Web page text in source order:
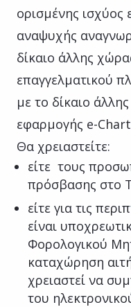
ορισμένης ισχύος
αναψυχής
δίκαιο άλλης
επαγγελματικού
με το δίκαιο
εφαρμογής e-
Θα χρειαστείτε:
είτε τους
πρόσβασης στο
είτε για τις
είναι
Φορολογικού
καταχώρηση
χρειαστεί να
του